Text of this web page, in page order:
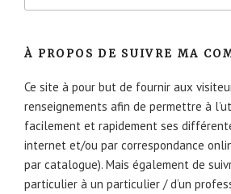
À PROPOS DE SUIVRE MA
Ce site à pour but de fournir aux
renseignements afin de permettre à
facilement et rapidement ses
internet et/ou par correspondance
par catalogue). Mais également de
particulier à un particulier / d’un